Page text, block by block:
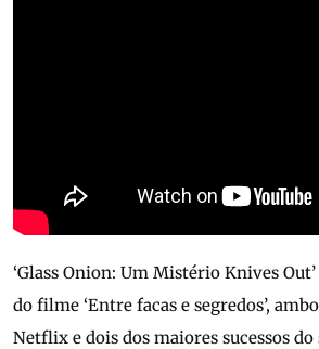
‘Glass Onion: Um Mistério Knives
do filme ‘Entre facas e segredos’,
Netflix e dois dos maiores sucessos